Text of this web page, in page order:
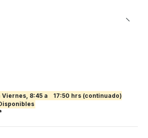
Viernes, 8:45 a
17:50 hrs (continuado)